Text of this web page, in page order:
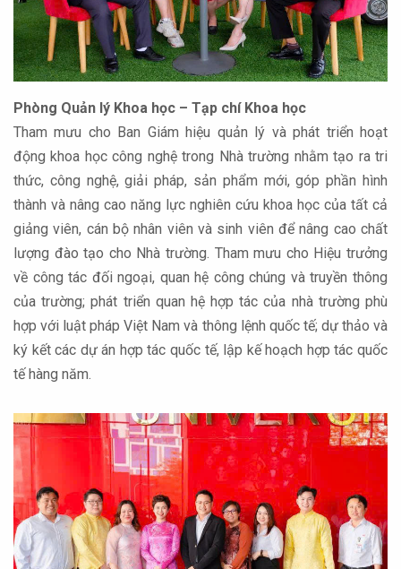
Phòng Quản lý Khoa học – Tạp chí Khoa học
Tham mưu cho Ban Giám hiệu quản lý và phát triển hoạt
động khoa học công nghệ trong Nhà trường nhằm tạo ra tri
thức, công nghệ, giải pháp, sản phẩm mới, góp phần hình
thành và nâng cao năng lực nghiên cứu khoa học của tất cả
giảng viên, cán bộ nhân viên và sinh viên để nâng cao chất
lượng đào tạo cho Nhà trường. Tham mưu cho Hiệu trưởng
về công tác đối ngoại, quan hệ công chúng và truyền thông
của trường; phát triển quan hệ hợp tác của nhà trường phù
hợp với luật pháp Việt Nam và thông lệnh quốc tế; dự thảo và
ký kết các dự án hợp tác quốc tế, lập kế hoạch hợp tác quốc
tế hàng năm.